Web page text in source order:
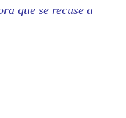
que se recuse a